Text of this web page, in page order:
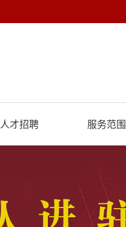
人才招聘 服务范围